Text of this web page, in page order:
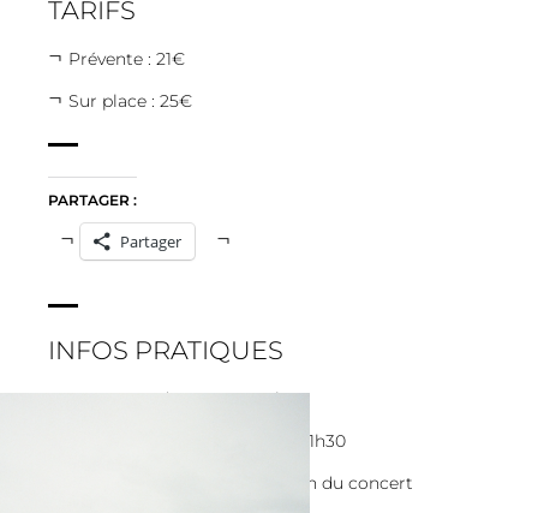
TARIFS
Prévente : 21€
Sur place : 25€
PARTAGER :
Partager
INFOS PRATIQUES
Ouverture des portes : 19h00
Cantine ouverte de 19h00 à 21h30
Dernière entrée 1h avant la fin du concert